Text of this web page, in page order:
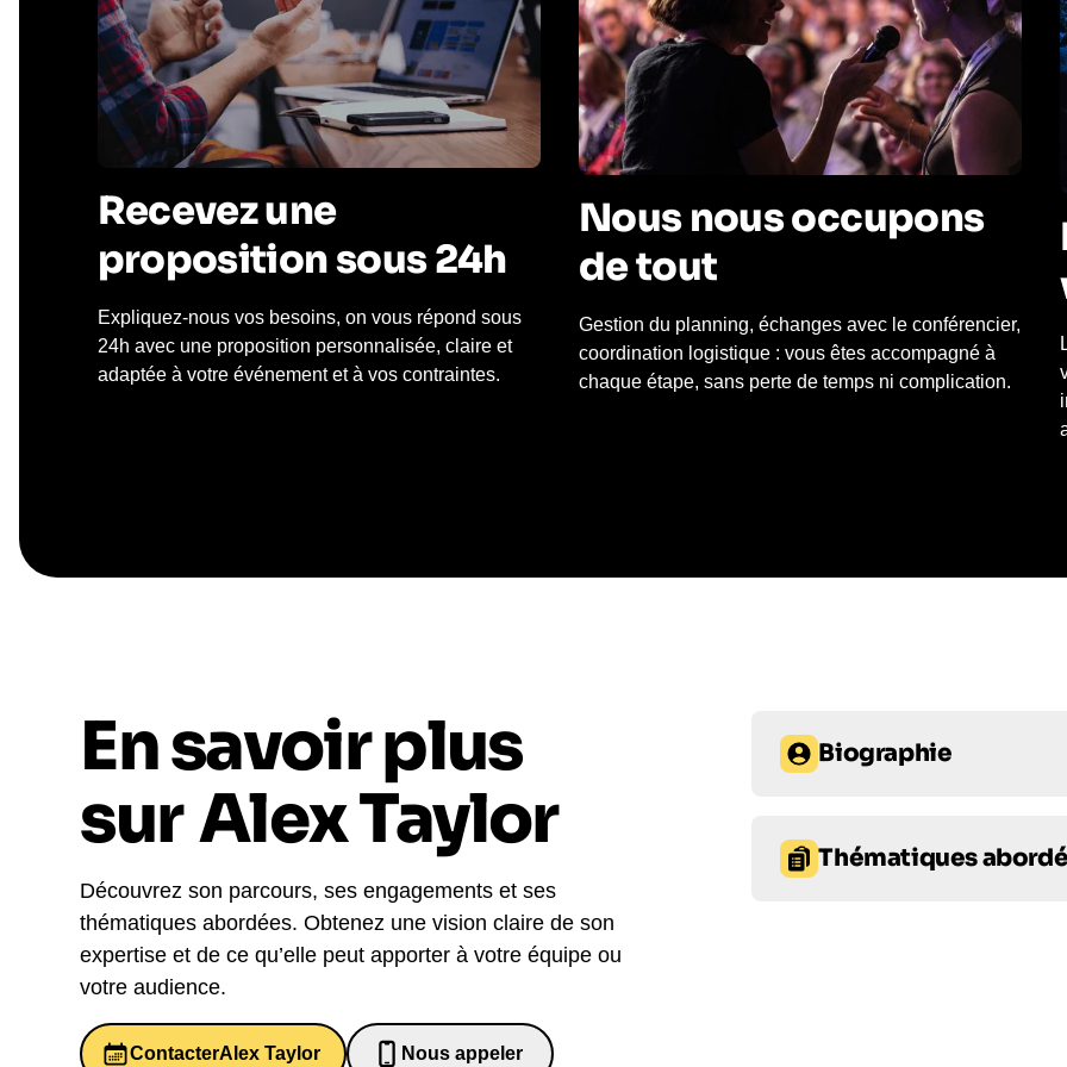
Recevez une
proposition sous 24h
Expliquez-nous vos besoins, on vous répond sous
24h avec une proposition personnalisée, claire et
adaptée à votre événement et à vos contraintes.
Nous nous occupons
de tout
Gestion du planning, échanges avec le conférencier,
coordination logistique : vous êtes accompagné à
chaque étape, sans perte de temps ni complication.
En savoir plus
sur Alex Taylor
Découvrez son parcours, ses engagements et ses
thématiques abordées. Obtenez une vision claire de son
expertise et de ce qu’elle peut apporter à votre équipe ou
votre audience.
ContacterAlex Taylor Nous appeler
Biographie
et son professionnalisme. Après
émissions de télévision et de
Thématiques